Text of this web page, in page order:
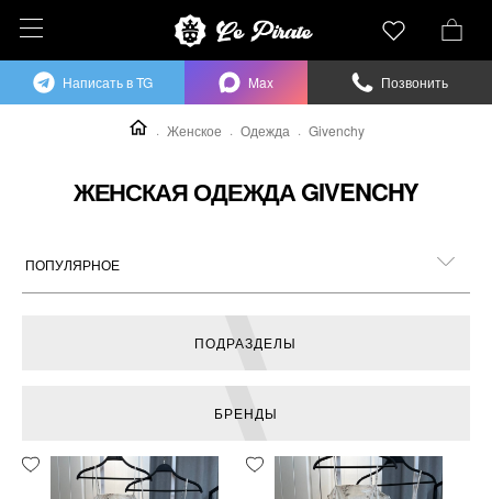
Женское Одежда Givenchy
ЖЕНСКАЯ ОДЕЖДА GIVENCHY
ПОДРАЗДЕЛЫ
БРЕНДЫ
Написать в TG Max Позвонить